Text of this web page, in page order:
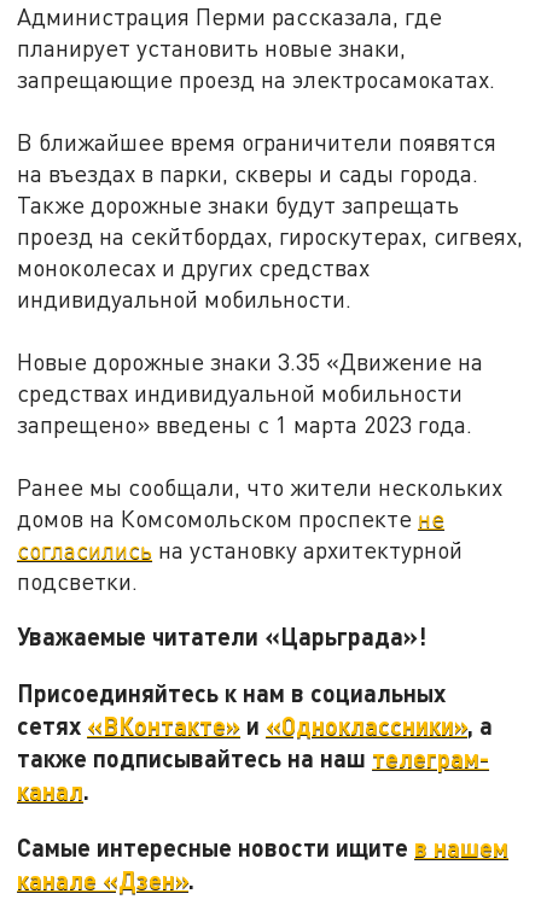
Администрация Перми рассказала, где
планирует установить новые знаки,
запрещающие проезд на электросамокатах.
В ближайшее время ограничители появятся
на въездах в парки, скверы и сады города.
Также дорожные знаки будут запрещать
проезд на секйтбордах, гироскутерах, сигвеях,
моноколесах и других средствах
индивидуальной мобильности.
Новые дорожные знаки 3.35 «Движение на
средствах индивидуальной мобильности
запрещено» введены с 1 марта 2023 года.
Ранее мы сообщали, что жители нескольких
домов на Комсомольском проспекте не
согласились на установку архитектурной
подсветки.
Уважаемые читатели «Царьграда»!
Присоединяйтесь к нам в социальных
сетях «ВКонтакте» и «Одноклассники», а
также подписывайтесь на наш телеграм-
канал.
Самые интересные новости ищите в нашем
канале «Дзен».